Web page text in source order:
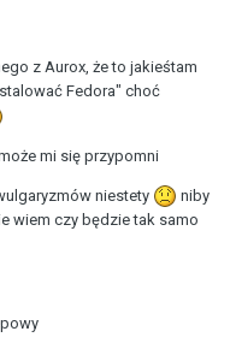
z Aurox, że to jakieśtam
Fedora" choć
mi się przypomni
niestety
niby
wiem czy będzie tak samo